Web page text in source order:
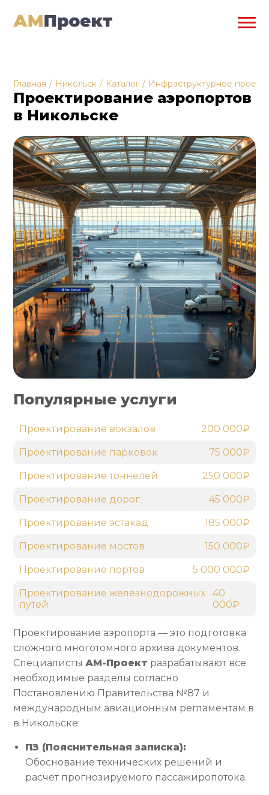
Главная / Никольск / Каталог / Инфраструктурное
Проектирование аэропортов
в Никольске
Проектирование аэропорта — это подготовка
сложного многотомного архива документов.
СпециалистыАМ-Проект разрабатывают все
необходимые разделы согласно
Постановлению Правительства №87 и
международным авиационным регламентам в
в Никольске:
ПЗ (Пояснительная записка):
Обоснование технических решений и
расчет прогнозируемого пассажиропотока.
Популярные услуги
Проектирование вокзалов 200 000₽
Проектирование парковок 75 000₽
Проектирование тоннелей 250 000₽
Проектирование дорог 45 000₽
Проектирование эстакад 185 000₽
Проектирование мостов 150 000₽
Проектирование портов 5 000 000₽
Проектирование железнодорожных
путей
40
000₽